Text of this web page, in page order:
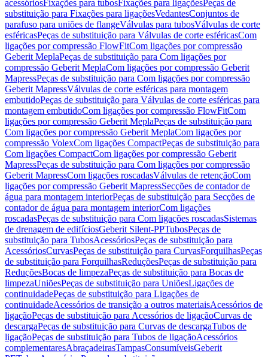
acessóriosFixações para tubosFixações para ligaçõesPeças de
substituição para Fixações para ligaçõesVedantesConjuntos de
parafuso para uniões de flangeVálvulas para tubosVálvulas de corte
esféricasPeças de substituição para Válvulas de corte esféricasCom
ligações por compressão FlowFitCom ligações por compressão
Geberit MeplaPeças de substituição para Com ligações por
compressão Geberit MeplaCom ligações por compressão Geberit
MapressPeças de substituição para Com ligações por compressão
Geberit MapressVálvulas de corte esféricas para montagem
embutidoPeças de substituição para Válvulas de corte esféricas para
montagem embutidoCom ligações por compressão FlowFitCom
ligações por compressão Geberit MeplaPeças de substituição para
Com ligações por compressão Geberit MeplaCom ligações por
compressão VolexCom ligações CompactPeças de substituição para
Com ligações CompactCom ligações por compressão Geberit
MapressPeças de substituição para Com ligações por compressão
Geberit MapressCom ligações roscadasVálvulas de retençãoCom
ligações por compressão Geberit MapressSecções de contador de
água para montagem interiorPeças de substituição para Secções de
contador de água para montagem interiorCom ligações
roscadasPeças de substituição para Com ligações roscadasSistemas
de drenagem de edifíciosGeberit Silent-PPTubosPeças de
substituição para TubosAcessóriosPeças de substituição para
AcessóriosCurvasPeças de substituição para CurvasForquilhasPeças
de substituição para ForquilhasReduçõesPeças de substituição para
ReduçõesBocas de limpezaPeças de substituição para Bocas de
limpezaUniõesPeças de substituição para UniõesLigações de
continuidadePeças de substituição para Ligações de
continuidadeAcessórios de transição a outros materiaisAcessórios de
ligaçãoPeças de substituição para Acessórios de ligaçãoCurvas de
descargaPeças de substituição para Curvas de descargaTubos de
ligaçãoPeças de substituição para Tubos de ligaçãoAcessórios
complementaresAbraçadeirasTampasConsumíveisGeberit